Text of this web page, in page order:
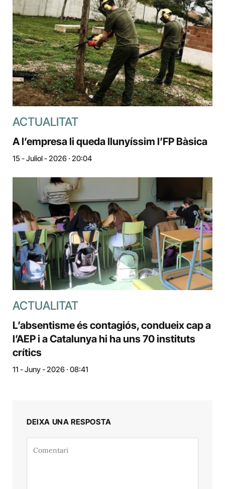
ACTUALITAT
A l’empresa li queda llunyíssim l’FP Bàsica
15 - Juliol - 2026 · 20:04
ACTUALITAT
L’absentisme és contagiós, condueix cap a
l’AEP i a Catalunya hi ha uns 70 instituts
crítics
11 - Juny - 2026 · 08:41
DEIXA UNA RESPOSTA